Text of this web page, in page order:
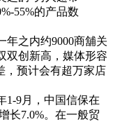
55%的产品数
年之内约9000商舖关
双创新高，媒体形容
，预计会有超万家店
1-9月，中国信保在
长7.0%。在一般贸